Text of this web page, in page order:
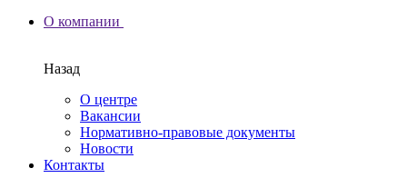
О компании
Назад
О центре
Вакансии
Нормативно-правовые документы
Новости
Контакты